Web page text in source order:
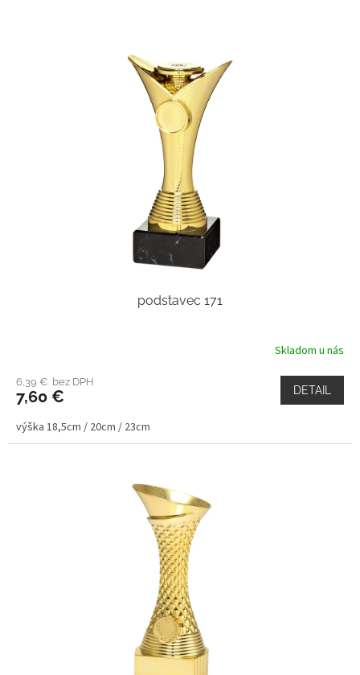
podstavec 171
Skladom u nás
6,39 € bez DPH
7,60 € DETAIL
výška 18,5cm / 20cm / 23cm